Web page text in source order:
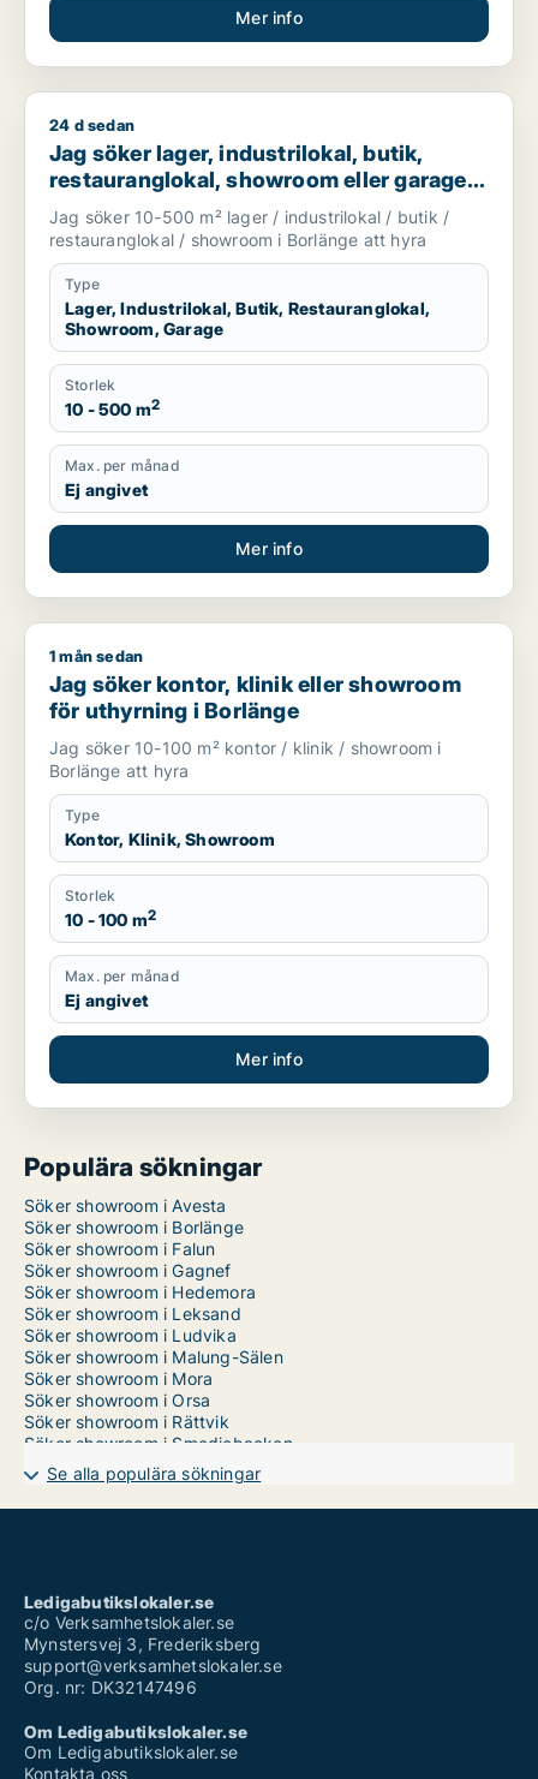
Mer info
Jag söker lager, industrilokal, butik, restauranglokal,
24 d sedan
Jag söker lager, industrilokal, butik,
restauranglokal, showroom eller garage
för uthyrning i Borlänge
Jag söker 10-500 m² lager / industrilokal / butik /
restauranglokal / showroom i Borlänge att hyra
Type
Lager, Industrilokal, Butik, Restauranglokal,
Showroom, Garage
Storlek
10 - 500 m2
Max. per månad
Ej angivet
Mer info
Jag söker kontor, klinik eller showroom för uthyrning i
1 mån sedan
Jag söker kontor, klinik eller showroom
för uthyrning i Borlänge
Jag söker 10-100 m² kontor / klinik / showroom i
Borlänge att hyra
Type
Kontor, Klinik, Showroom
Storlek
10 - 100 m2
Max. per månad
Ej angivet
Mer info
Populära sökningar
Söker showroom i Avesta
Söker showroom i Borlänge
Söker showroom i Falun
Söker showroom i Gagnef
Söker showroom i Hedemora
Söker showroom i Leksand
Söker showroom i Ludvika
Söker showroom i Malung-Sälen
Söker showroom i Mora
Söker showroom i Orsa
Söker showroom i Rättvik
Söker showroom i Smedjebacken
Söker showroom i Säter
Söker showroom i Vansbro
Söker showroom i Älvdalen
Se alla populära sökningar
Ledigabutikslokaler.se
c/o Verksamhetslokaler.se
Mynstersvej 3, Frederiksberg
support@verksamhetslokaler.se
Org. nr: DK32147496
Om Ledigabutikslokaler.se
Om Ledigabutikslokaler.se
Kontakta oss